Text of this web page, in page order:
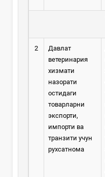
2
Давлат
ветеринария
хизмати
назорати
остидаги
товарларни
экспорти,
импорти ва
транзити учун
рухсатнома